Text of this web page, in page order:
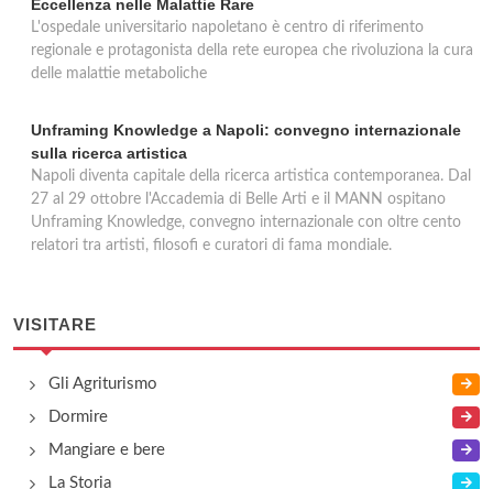
Eccellenza nelle Malattie Rare
L'ospedale universitario napoletano è centro di riferimento
regionale e protagonista della rete europea che rivoluziona la cura
delle malattie metaboliche
Unframing Knowledge a Napoli: convegno internazionale
sulla ricerca artistica
Napoli diventa capitale della ricerca artistica contemporanea. Dal
27 al 29 ottobre l'Accademia di Belle Arti e il MANN ospitano
Unframing Knowledge, convegno internazionale con oltre cento
relatori tra artisti, filosofi e curatori di fama mondiale.
VISITARE
Gli Agriturismo
Dormire
Mangiare e bere
La Storia